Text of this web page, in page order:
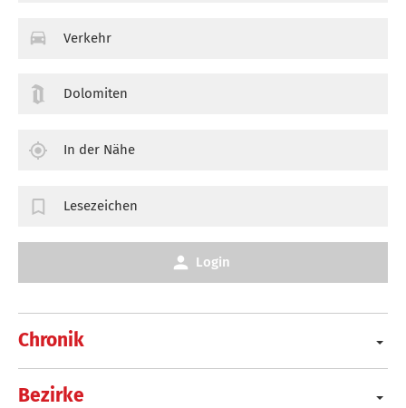
Chronik
Bezirke
Verkehr
Dolomiten
In der Nähe
Lesezeichen
Login